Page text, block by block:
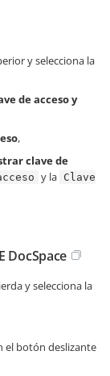
y selecciona la
de acceso y
,
clave de
y la Clave
DocSpace
y selecciona la
el botón deslizante